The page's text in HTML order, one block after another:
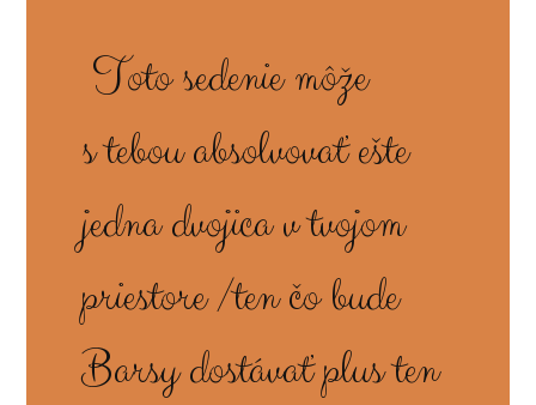
Toto sedenie môže
s tebou absolvovať ešte
jedna dvojica v tvojom
priestore /ten čo bude
Barsy dostávať plus ten